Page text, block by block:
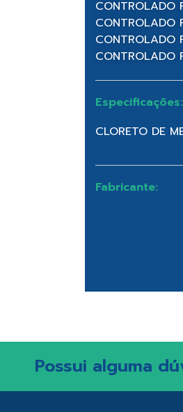
CONTROLADO
CONTROLADO
CONTROLADO
CONTROLADO
Especificações:
CLORETO DE
Fabricante:
Possui alguma